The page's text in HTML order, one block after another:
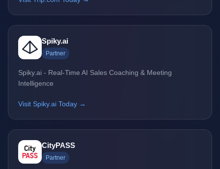
Spiky.ai
Partner
Spiky.ai - Real-Time AI Sales Coaching & Meeting
Intelligence
Visit Spiky.ai Today →
CityPASS
Partner